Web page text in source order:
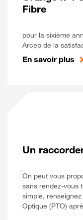
Fibre
pour la sixième
Arcep de la
En savoir plus
Un
On peut vous
sans rendez-vous
simple,
Optique (PTO)